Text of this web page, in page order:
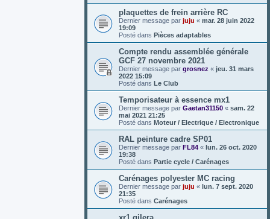
plaquettes de frein arrière RC
Dernier message par juju « mar. 28 juin 2022
19:09
Posté dans Pièces adaptables
Compte rendu assemblée générale
GCF 27 novembre 2021
Dernier message par grosnez « jeu. 31 mars
2022 15:09
Posté dans Le Club
Temporisateur à essence mx1
Dernier message par Gaetan31150 « sam. 22
mai 2021 21:25
Posté dans Moteur / Electrique / Electronique
RAL peinture cadre SP01
Dernier message par FL84 « lun. 26 oct. 2020
19:38
Posté dans Partie cycle / Carénages
Carénages polyester MC racing
Dernier message par juju « lun. 7 sept. 2020
21:35
Posté dans Carénages
xr1 gilera